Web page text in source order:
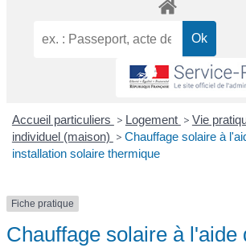
Accueil particuliers > Logement > Vie
individuel (maison) > Chauffage solaire à
installation solaire thermique
Fiche pratique
Chauffage solaire à l'aide